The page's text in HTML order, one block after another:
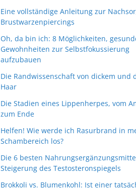
Eine vollständige Anleitung zur
Brustwarzenpiercings
Oh, da bin ich: 8 Möglichkeiten,
Gewohnheiten zur Selbstfokussierung
aufzubauen
Die Randwissenschaft von dickem und
Haar
Die Stadien eines Lippenherpes, vom
zum Ende
Helfen! Wie werde ich Rasurbrand in
Schambereich los?
Die 6 besten
Steigerung des Testosteronspiegels
Brokkoli vs. Blumenkohl: Ist einer